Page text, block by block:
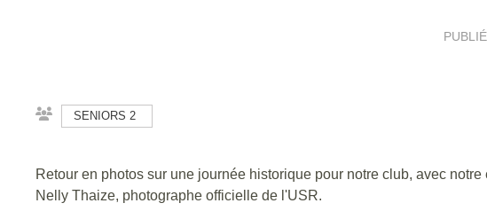
SENIORS 2
Retour en photos sur une journée historique pour notre club, avec
Nelly Thaize, photographe officielle de l'USR.